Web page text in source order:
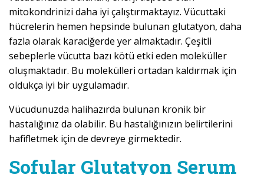
mitokondrinizi daha iyi çalıştırmaktayız. Vücuttaki
hücrelerin hemen hepsinde bulunan glutatyon, daha
fazla olarak karaciğerde yer almaktadır. Çeşitli
sebeplerle vücutta bazı kötü etki eden moleküller
oluşmaktadır. Bu molekülleri ortadan kaldırmak için
oldukça iyi bir uygulamadır.
Vücudunuzda halihazırda bulunan kronik bir
hastalığınız da olabilir. Bu hastalığınızın belirtilerini
hafifletmek için de devreye girmektedir.
Sofular Glutatyon Serum